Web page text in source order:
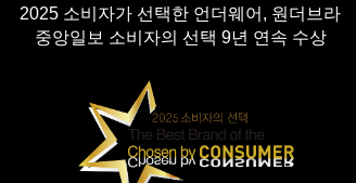
2025 소비자가 선택한 언더웨어, 원더브라
중앙일보 소비자의 선택 9년 연속 수상